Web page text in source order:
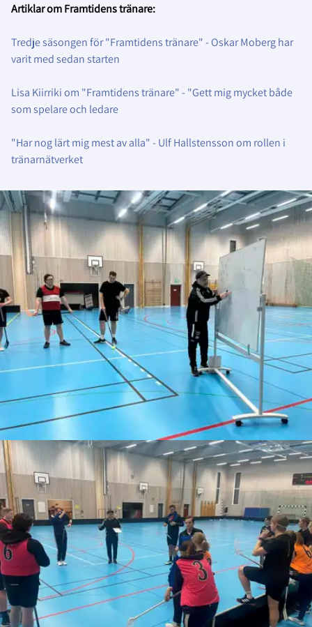
Artiklar om Framtidens tränare:
Tredje säsongen för "Framtidens tränare" - Oskar Moberg har
varit med sedan starten
Lisa Kiirriki om "Framtidens tränare" - "Gett mig mycket både
som spelare och ledare
"Har nog lärt mig mest av alla" - Ulf Hallstensson om rollen i
tränarnätverket